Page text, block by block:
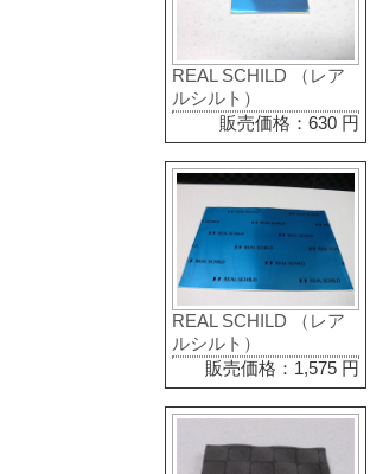
REAL SCHILD （レア
ルシルト）
販売価格：630 円
REAL SCHILD （レア
ルシルト）
販売価格：1,575 円